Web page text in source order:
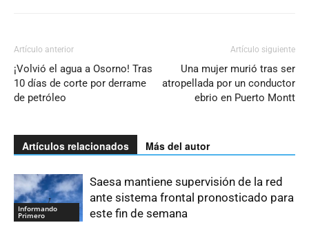
Artículo anterior
¡Volvió el agua a Osorno! Tras
10 días de corte por derrame
de petróleo
Artículo siguiente
Una mujer murió tras ser
atropellada por un conductor
ebrio en Puerto Montt
Artículos relacionados Más del autor
Informando
Primero
Saesa mantiene supervisión de la red
ante sistema frontal pronosticado para
este fin de semana